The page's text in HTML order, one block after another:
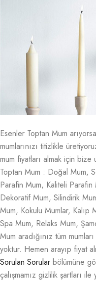
Esenler Toptan Mum
mumlarınızı titizlikle
mum fiyatları almak için bize
Toptan Mum : Doğal Mum,
Parafin Mum, Kaliteli
Dekoratif Mum, Silindirik
Mum, Kokulu Mumlar, Kalıp
Spa Mum, Relaks Mum,
Mum aradığınız tüm
yoktur. Hemen arayıp fiyat
Sorulan Sorular bölümüne
çalışmamız gizlilik şartları ile